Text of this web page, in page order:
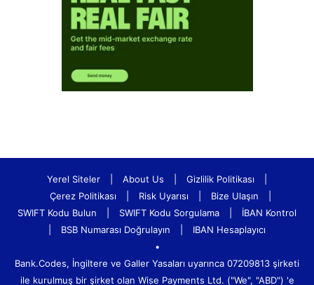
Yerel Siteler About Us Gizlilik Politikası
Çerez Politikası
Risk Uyarısı Bize Ulaşın
SWIFT Kodu Bulun
SWIFT Kodu Sorgulama
İBAN Kontrol
BSB Numarası Doğrulayın
IBAN Hesaplayıcı
•
Bank.Codes, İngiltere ve Galler Yasaları uyarınca 07209813 şirketi
ile kurulmuş bir şirket olan Wise Payments Ltd. ("We", "ABD") 'e